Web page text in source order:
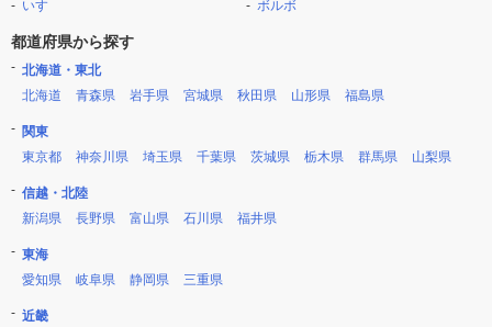
いすゞ ボルボ
都道府県から探す
北海道・東北
北海道
青森県 岩手県 宮城県 秋田県 山形県 福島県
関東
東京都
神奈川県 埼玉県 千葉県 茨城県 栃木県 群馬県 山梨県
信越・北陸
新潟県
長野県 富山県 石川県 福井県
東海
愛知県
岐阜県 静岡県 三重県
近畿